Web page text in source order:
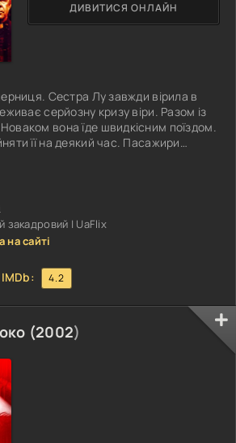
Сестра Лу завжди вірила в
серйозну кризу віри. Разом із
вона їде швидкісним поїздом.
її на деякий час. Пасажири
героїня намагається розібратися з
з її думками та вірою. Але
розуміє, що в поїзді перебувають
вселяється в одного з
поїздку на
закадровий | UaFlix
на сайті
IMDb: 4.2
ДИВИТИСЯ ОНЛАЙН
(2002)